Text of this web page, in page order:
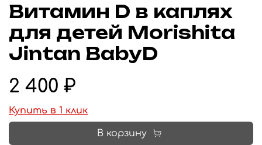
Витамин D в каплях
для детей Morishita
Jintan BabyD
2 400 ₽
Купить в 1 клик
В корзину